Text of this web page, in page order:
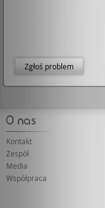
Zgłoś problem
Kontakt
Zespół
Media
Współpraca